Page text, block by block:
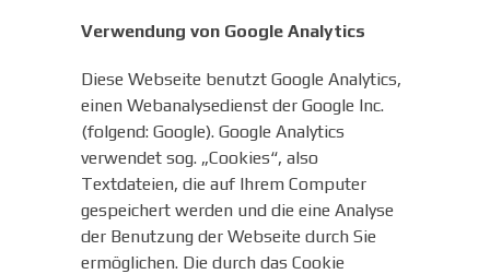
Verwendung von Google Analytics
Diese Webseite benutzt Google Analytics,
einen Webanalysedienst der Google Inc.
(folgend: Google). Google Analytics
verwendet sog. „Cookies“, also
Textdateien, die auf Ihrem Computer
gespeichert werden und die eine Analyse
der Benutzung der Webseite durch Sie
ermöglichen. Die durch das Cookie